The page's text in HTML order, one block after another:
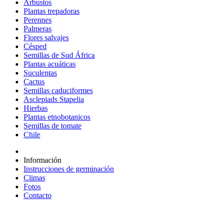
Arbustos
Plantas trepadoras
Perennes
Palmeras
Flores salvajes
Césped
Semillas de Sud África
Plantas acuáticas
Suculentas
Cactus
Semillas caduciformes
Asclepiads Stapelia
Hierbas
Plantas etnobotanicos
Semillas de tomate
Chile
Información
Instrucciones de germinación
Climas
Fotos
Contacto